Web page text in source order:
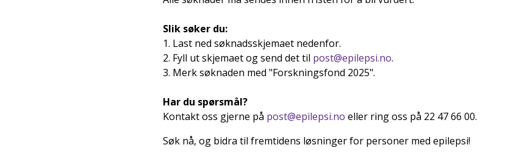
Slik søker du:
1. Last ned søknadsskjemaet nedenfor.
2. Fyll ut skjemaet og send det til post@epilepsi.no.
3. Merk søknaden med "Forskningsfond 2025".
Har du spørsmål?
Kontakt oss gjerne på post@epilepsi.no eller ring oss på 22 47 66 00.
Søk nå, og bidra til fremtidens løsninger for personer med epilepsi!